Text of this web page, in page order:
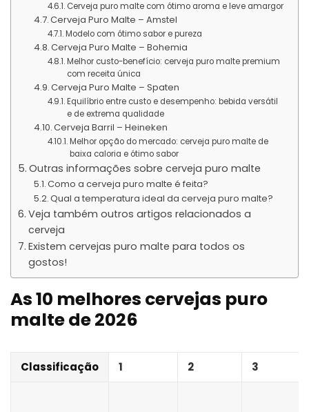
Cerveja puro malte com ótimo aroma e leve amargor
Cerveja Puro Malte – Amstel
Modelo com ótimo sabor e pureza
Cerveja Puro Malte – Bohemia
Melhor custo-benefício: cerveja puro malte premium
com receita única
Cerveja Puro Malte – Spaten
Equilíbrio entre custo e desempenho: bebida versátil
e de extrema qualidade
Cerveja Barril – Heineken
Melhor opção do mercado: cerveja puro malte de
baixa caloria e ótimo sabor
Outras informações sobre cerveja puro malte
Como a cerveja puro malte é feita?
Qual a temperatura ideal da cerveja puro malte?
Veja também outros artigos relacionados a
cerveja
Existem cervejas puro malte para todos os
gostos!
As 10 melhores cervejas puro
malte de 2026
Classificação 1 2 3